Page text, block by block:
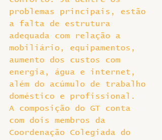
problemas principais, estão
a falta de estrutura
adequada com relação a
mobiliário, equipamentos,
aumento dos custos com
energia, água e internet,
além do acúmulo de trabalho
doméstico e profissional.
A composição do GT conta
com dois membros da
Coordenação Colegiada do